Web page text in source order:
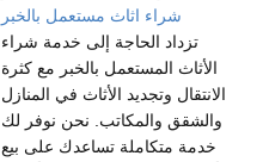
شراء اثاث مستعمل بالخبر
تزداد الحاجة إلى خدمة شراء
الأثاث المستعمل بالخبر مع كثرة
الانتقال وتجديد الأثاث في المنازل
والشقق والمكاتب. نحن نوفر لك
خدمة متكاملة تساعدك على بيع